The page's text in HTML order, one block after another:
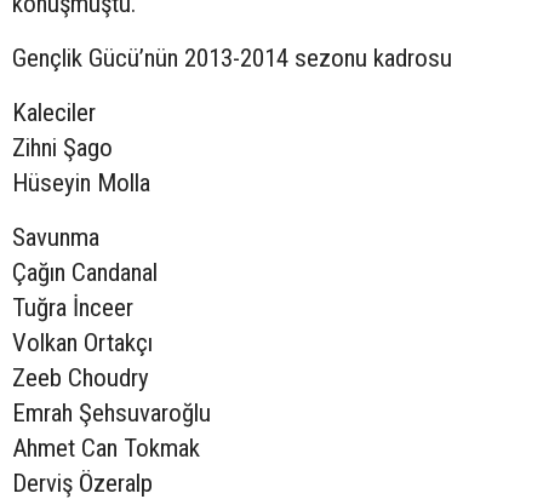
Gençlik Gücü’nün 2013-2014 sezonu kadrosu
Kaleciler
Zihni Şago
Hüseyin Molla
Savunma
Çağın Candanal
Tuğra İnceer
Volkan Ortakçı
Zeeb Choudry
Emrah Şehsuvaroğlu
Ahmet Can Tokmak
Derviş Özeralp